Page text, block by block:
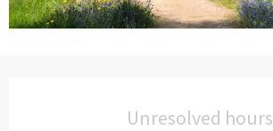
Unresolved hours